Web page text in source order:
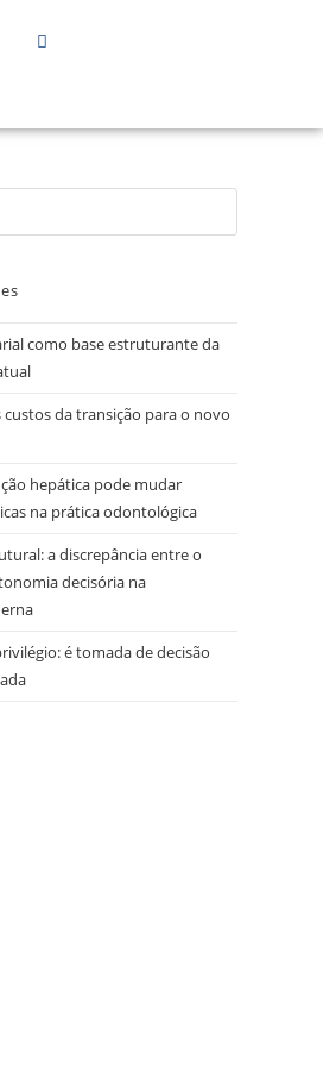
como base estruturante da
da transição para o novo
hepática pode mudar
na prática odontológica
a discrepância entre o
decisória na
é tomada de decisão